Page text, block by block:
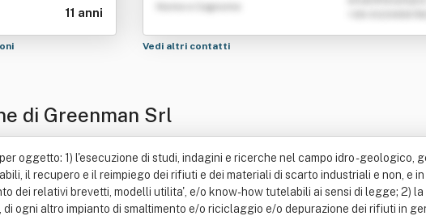
11 anni Nome e Cognome
Vedi altri contatti
di Greenman Srl
per oggetto: 1) l'esecuzione di studi, indagini e ricerche nel campo idro -
il recupero e il reimpiego dei rifiuti e dei materiali di scarto industriali e non, e
dei relativi brevetti, modelli utilita', e/o know-how tutelabili ai sensi di legge; 2)
di ogni altro impianto di smaltimento e/o riciclaggio e/o depurazione dei rifiuti in